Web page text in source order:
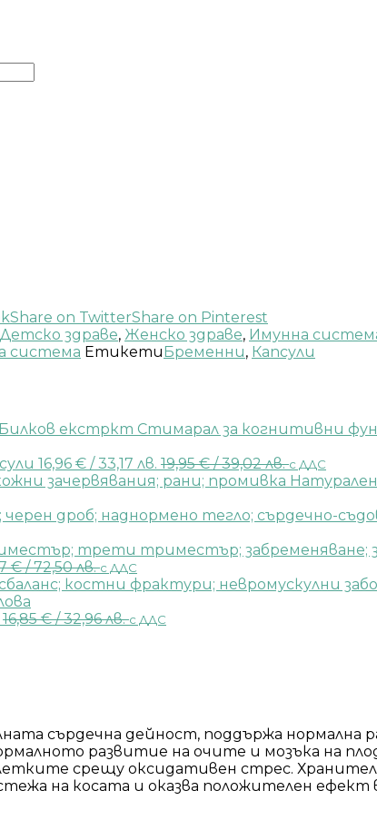
Share on TwitterShare on Pinterest
Детско здраве, Женско здраве, Имунна
система ЕтикетиБременни, Капсули
Билков екстркт Стимарал за когнитивни
16,96 € / 33,17 лв. 19,95€/ 39,02 лв.с ДДС
€/ 72,50 лв.с ДДС
16,85€/ 32,96 лв.с ДДС
сърдечна дейност, поддържа нормална
развитие на очите и мозъка на
срещу оксидативен стрес.
на косата и оказва положителен